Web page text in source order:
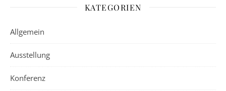
KATEGORIEN
Allgemein
Ausstellung
Konferenz